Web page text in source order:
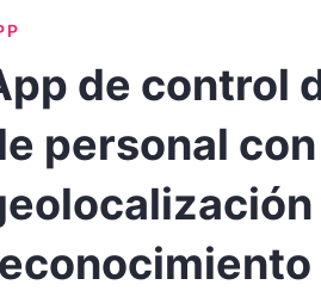
de control
personal con